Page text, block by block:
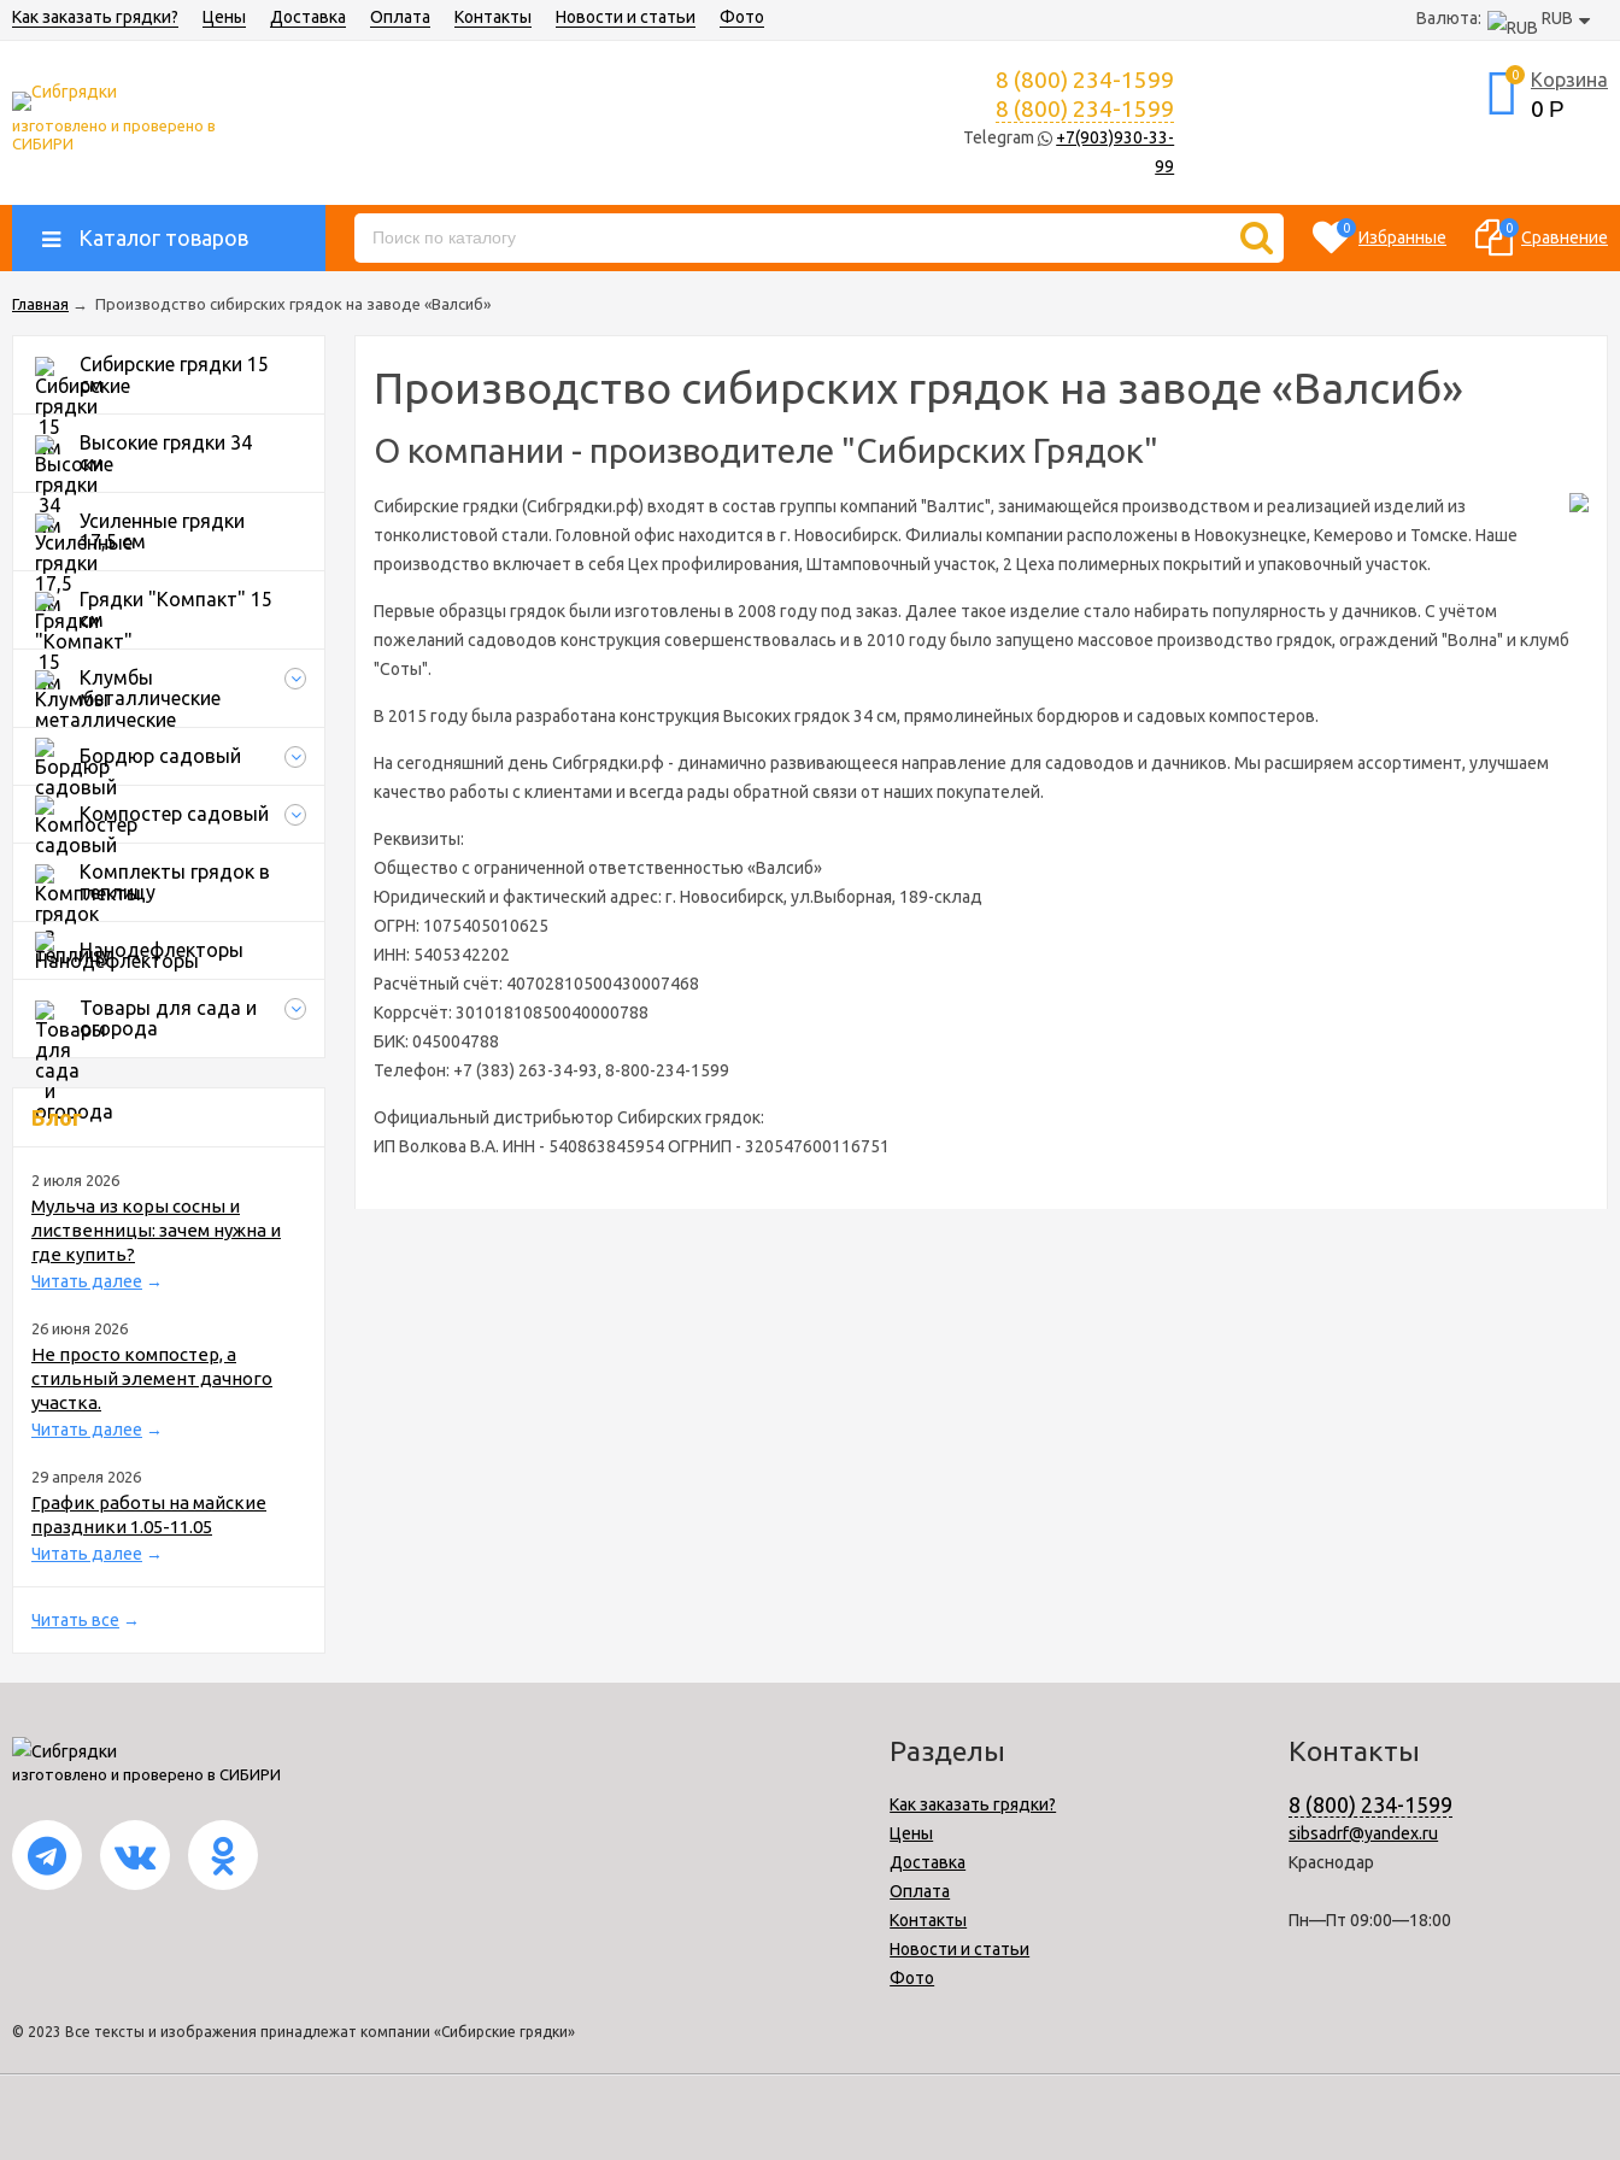
Валюта: RUB
Как заказать грядки? Цены Доставка Оплата Контакты Новости и статьи Фото
изготовлено и проверено в
СИБИРИ
8 (800) 234-1599
8 (800) 234-1599
Telegram
+7(903)930-33-
99
0 Корзина
0 Р
Каталог товаров 0 Избранные 0 Сравнение
Главная → Производство сибирских грядок на заводе «Валсиб»
Сибирские грядки 15
см
Высокие грядки 34
см
Усиленные грядки
17,5 см
Грядки "Компакт" 15
см
Клумбы
металлические
Бордюр садовый
Компостер садовый
Комплекты грядок в
теплицу
Нанодефлекторы
Товары для сада и
огорода
Блог
2 июля 2026
Мульча из коры сосны и
лиственницы: зачем нужна и
где купить?
Читать далее →
26 июня 2026
Не просто компостер, а
стильный элемент дачного
участка.
Читать далее →
29 апреля 2026
График работы на майские
праздники 1.05-11.05
Читать далее →
Читать все →
Производство сибирских грядок на заводе «Валсиб»
О компании - производителе "Сибирских Грядок"
Сибирские грядки (Сибгрядки.рф) входят в состав группы компаний "Валтис", занимающейся производством и реализацией изделий из
тонколистовой стали. Головной офис находится в г. Новосибирск. Филиалы компании расположены в Новокузнецке, Кемерово и Томске. Наше
производство включает в себя Цех профилирования, Штамповочный участок, 2 Цеха полимерных покрытий и упаковочный участок.
Первые образцы грядок были изготовлены в 2008 году под заказ. Далее такое изделие стало набирать популярность у дачников. С учётом
пожеланий садоводов конструкция совершенствовалась и в 2010 году было запущено массовое производство грядок, ограждений "Волна" и клумб
"Соты".
В 2015 году была разработана конструкция Высоких грядок 34 см, прямолинейных бордюров и садовых компостеров.
На сегодняшний день Сибгрядки.рф - динамично развивающееся направление для садоводов и дачников. Мы расширяем ассортимент, улучшаем
качество работы с клиентами и всегда рады обратной связи от наших покупателей.
Реквизиты:
Общество с ограниченной ответственностью «Валсиб»
Юридический и фактический адрес: г. Новосибирск, ул.Выборная, 189-склад
ОГРН: 1075405010625
ИНН: 5405342202
Расчётный счёт: 40702810500430007468
Коррсчёт: 30101810850040000788
БИК: 045004788
Телефон: +7 (383) 263-34-93, 8-800-234-1599
Официальный дистрибьютор Сибирских грядок:
ИП Волкова В.А. ИНН - 540863845954 ОГРНИП - 320547600116751
изготовлено и проверено в СИБИРИ
Разделы
Как заказать грядки?
Цены
Доставка
Оплата
Контакты
Новости и статьи
Фото
Контакты
8 (800) 234-1599
sibsadrf@yandex.ru
Краснодар
Пн—Пт 09:00—18:00
© 2023 Все тексты и изображения принадлежат компании «Сибирские грядки»